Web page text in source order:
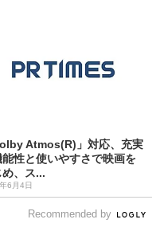
Atmos(R)」対応、充実
能性と使いやすさで映画を
め、ス...
6月4日
Recommended by